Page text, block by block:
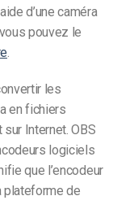
d’une caméra
pouvez le
les
en fichiers
Internet. OBS
logiciels
que l’encodeur
plateforme de